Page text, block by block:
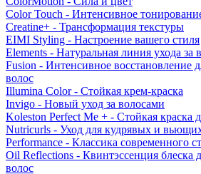
Color Touch - Интенсивное
Creatine+ - Трансформация текстуры
EIMI Styling - Настроение вашего стиля
Elements - Натуральная линия ухода за
Fusion - Интенсивное восстановление
волос
Illumina Color - Стойкая крем-краска
Invigo - Новый уход за волосами
Koleston Perfect Me + - Стойкая краска
Nutricurls - Уход для кудрявых и
Performance - Классика современного
Oil Reflections - Квинтэссенция блеска
волос